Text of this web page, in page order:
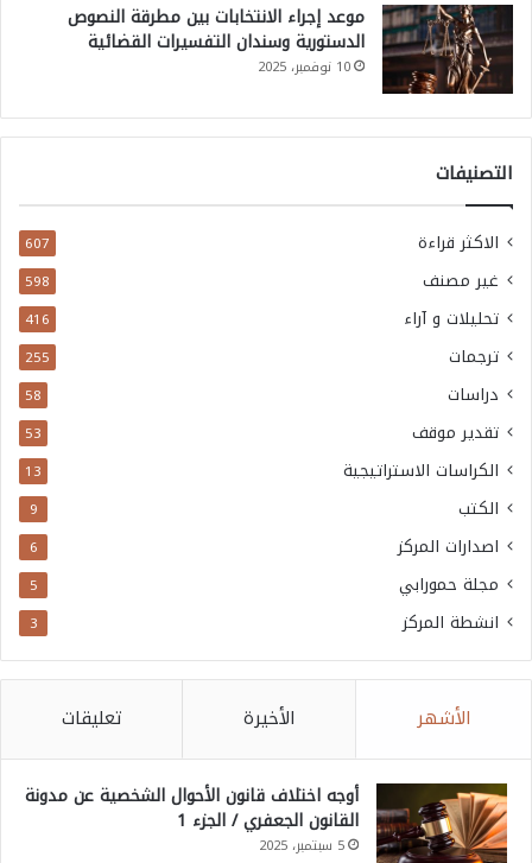
موعد إجراء الانتخابات بين مطرقة النصوص
الدستورية وسندان التفسيرات القضائية
10 نوفمبر، 2025
التصنيفات
الاكثر قراءة 607
غير مصنف 598
تحليلات و آراء 416
ترجمات 255
دراسات 58
تقدير موقف 53
الكراسات الاستراتيجية 13
الكتب 9
اصدارات المركز 6
مجلة حمورابي 5
انشطة المركز 3
الأشهر الأخيرة تعليقات
أوجه اختلاف قانون الأحوال الشخصية عن مدونة
القانون الجعفري / الجزء 1
5 سبتمبر، 2025